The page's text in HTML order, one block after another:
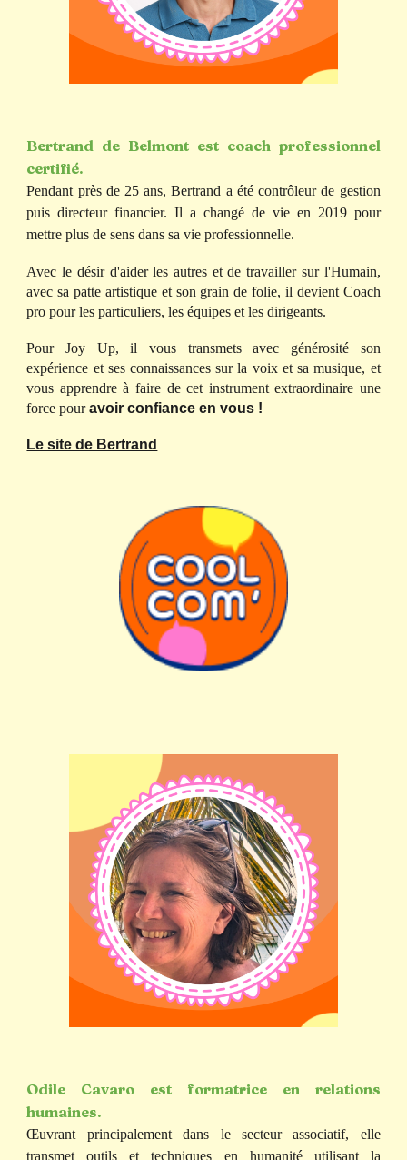
Bertrand de Belmont est coach professionnel
certifié.
Pendant près de 25 ans, Bertrand a été contrôleur de gestion
puis directeur financier​​. Il a changé de vie en 2019 pour
mettre plus de sens dans sa vie professionnelle.
Avec le désir d'aider les autres et de travailler sur l'Humain,
avec sa patte artistique et son grain de folie, il devient Coach
pro pour les particuliers, les équipes et les dirigeants.
Pour Joy Up, il vous transmets avec générosité son
expérience et ses connaissances sur la voix et sa musique, et
vous apprendre à faire de cet instrument extraordinaire une
force pouravoir confiance en vous !
Le site de Bertrand
Odile Cavaro est formatrice en relations
humaines.
Œuvrant principalement dans le secteur associatif, elle
transmet outils et techniques en humanité utilisant la